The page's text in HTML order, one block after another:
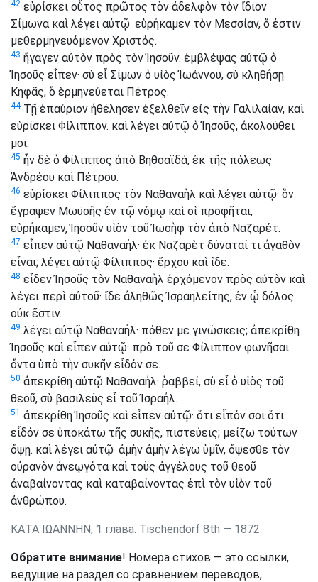
42 εὑρίσκει οὗτος πρῶτος τὸν ἀδελφὸν τὸν ἴδιον
Σίμωνα καὶ λέγει αὐτῷ· εὑρήκαμεν τὸν Μεσσίαν, ὅ ἐστιν
μεθερμηνευόμενον Χριστός.
43 ἤγαγεν αὐτὸν πρὸς τὸν Ἰησοῦν. ἐμβλέψας αὐτῷ ὁ
Ἰησοῦς εἶπεν· σὺ εἶ Σίμων ὁ υἱὸς Ἰωάννου, σὺ κληθήσῃ
Κηφᾶς, ὃ ἑρμηνεύεται Πέτρος.
44Τῇ ἐπαύριον ἠθέλησεν ἐξελθεῖν εἰς τὴν Γαλιλαίαν, καὶ
εὑρίσκει Φίλιππον. καὶ λέγει αὐτῷ ὁ Ἰησοῦς, ἀκολούθει
μοι.
45 ἦν δὲ ὁ Φίλιππος ἀπὸ Βηθσαϊδά, ἐκ τῆς πόλεως
Ἀνδρέου καὶ Πέτρου.
46 εὑρίσκει Φίλιππος τὸν Ναθαναὴλ καὶ λέγει αὐτῷ· ὃν
ἔγραψεν Μωϋσῆς ἐν τῷ νόμῳ καὶ οἱ προφῆται,
εὑρήκαμεν, Ἰησοῦν υἱὸν τοῦ Ἰωσὴφ τὸν ἀπὸ Ναζαρέτ.
47 εἶπεν αὐτῷ Ναθαναήλ· ἐκ Ναζαρὲτ δύναταί τι ἀγαθὸν
εἶναι; λέγει αὐτῷ Φίλιππος· ἔρχου καὶ ἴδε.
48 εἶδεν Ἰησοῦς τὸν Ναθαναὴλ ἐρχόμενον πρὸς αὐτὸν καὶ
λέγει περὶ αὐτοῦ· ἴδε ἀληθῶς Ἰσραηλείτης, ἐν ᾧ δόλος
οὐκ ἔστιν.
49 λέγει αὐτῷ Ναθαναήλ· πόθεν με γινώσκεις; ἀπεκρίθη
Ἰησοῦς καὶ εἶπεν αὐτῷ· πρὸ τοῦ σε Φίλιππον φωνῆσαι
ὄντα ὑπὸ τὴν συκῆν εἶδόν σε.
50 ἀπεκρίθη αὐτῷ Ναθαναήλ· ῥαββεί, σὺ εἶ ὁ υἱὸς τοῦ
θεοῦ, σὺ βασιλεὺς εἶ τοῦ Ἰσραήλ.
51 ἀπεκρίθη Ἰησοῦς καὶ εἶπεν αὐτῷ· ὅτι εἶπόν σοι ὅτι
εἶδόν σε ὑποκάτω τῆς συκῆς, πιστεύεις; μείζω τούτων
ὄψῃ. καὶ λέγει αὐτῷ· ἀμὴν ἀμὴν λέγω ὑμῖν, ὄψεσθε τὸν
οὐρανὸν ἀνεῳγότα καὶ τοὺς ἀγγέλους τοῦ θεοῦ
ἀναβαίνοντας καὶ καταβαίνοντας ἐπὶ τὸν υἱὸν τοῦ
ἀνθρώπου.
ΚΑΤΑ ΙΩΑΝΝΗΝ, 1 глава. Tischendorf 8th — 1872
Обратите внимание! Номера стихов — это ссылки,
ведущие на раздел со сравнением переводов,